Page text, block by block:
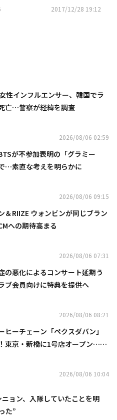
2017/12/28 19:12
性インフルエンサー、韓国でラ
亡…警察が経緯を調査
2026/08/06 02:59
が不参加表明の「グラミー
…素直な考えを明らかに
2026/08/06 09:15
＆RIIZE ウォンビンが同じブラン
への期待高まる
2026/08/06 07:31
の悪化によるコンサート延期う
ブ会員向けに特典を提供へ
2026/08/06 08:21
ヒーチェーン「ペクスダバン」
東京・新橋に1号店オープン…海
2026/08/06 10:04
ニョン、入隊していたことを明
た”